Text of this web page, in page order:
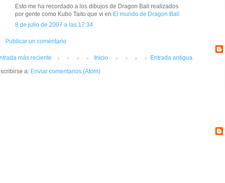
Esto me ha recordado a los dibujos de Dragon Ball realizados
por gente como Kubo Taito que vi en El mundo de Dragon Ball
8 de julio de 2007 a las 17:34
Publicar un comentario
más reciente Entrada antigua
Inicio
a: Enviar comentarios (Atom)